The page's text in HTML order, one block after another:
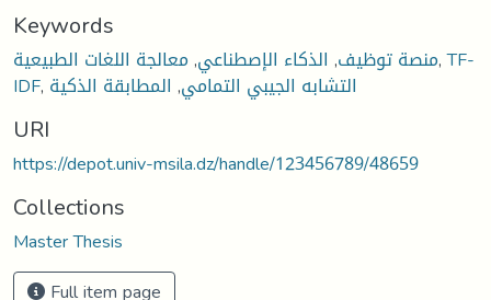
Keywords
منصة توظيف, الذكاء الإصطناعي,معالجة اللغات الطبيعية ,TF-
IDF, التشابه الجيبي التمامي, المطابقة الذكية
URI
https://depot.univ-msila.dz/handle/123456789/48659
Collections
Master Thesis
Full item page